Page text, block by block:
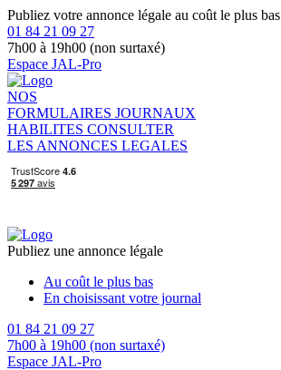
Publiez votre annonce légale au coût le plus bas
01 84 21 09 27
7h00 à 19h00 (non surtaxé)
Espace JAL-Pro
NOS
FORMULAIRES JOURNAUX
HABILITES CONSULTER
LES ANNONCES LEGALES
Publiez une annonce légale
Au coût le plus bas
En choisissant votre journal
01 84 21 09 27
7h00 à 19h00 (non surtaxé)
Espace JAL-Pro